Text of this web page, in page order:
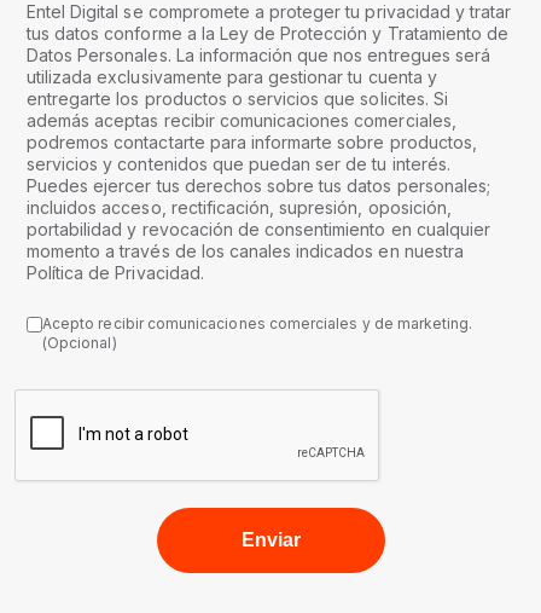
Entel Digital se compromete a proteger tu privacidad y tratar
tus datos conforme a la Ley de Protección y Tratamiento de
Datos Personales. La información que nos entregues será
utilizada exclusivamente para gestionar tu cuenta y
entregarte los productos o servicios que solicites. Si
además aceptas recibir comunicaciones comerciales,
podremos contactarte para informarte sobre productos,
servicios y contenidos que puedan ser de tu interés.
Puedes ejercer tus derechos sobre tus datos personales;
incluidos acceso, rectificación, supresión, oposición,
portabilidad y revocación de consentimiento en cualquier
momento a través de los canales indicados en nuestra
Política de Privacidad.
Acepto recibir comunicaciones comerciales y de marketing.
(Opcional)